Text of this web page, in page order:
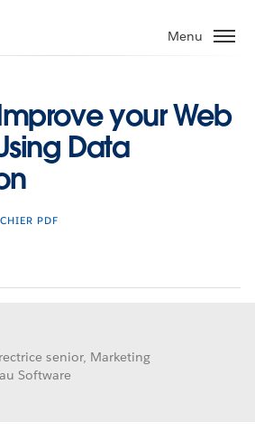
Menu
your Web
Data
PDF
senior, Marketing
Software